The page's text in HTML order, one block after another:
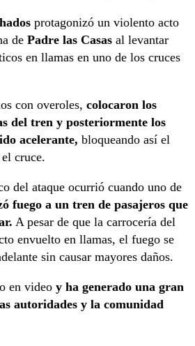
protagonizó un violento acto
de Padre las Casas al levantar
en llamas en uno de los cruces
con overoles, colocaron los
del tren y posteriormente los
acelerante, bloqueando así el
cruce.
del ataque ocurrió cuando uno de
fuego a un tren de pasajeros que
A pesar de que la carrocería del
envuelto en llamas, el fuego se
sin causar mayores daños.
en video y ha generado una gran
autoridades y la comunidad